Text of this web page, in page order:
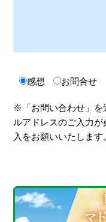
感想 お問合せ
※「お問い合わせ」を
ルアドレスのご入力
入をお願いいたします